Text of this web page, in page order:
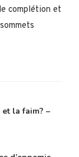
complétion et
la faim? –